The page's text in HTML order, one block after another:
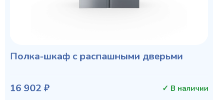
Полка-шкаф с распашными дверьми
16 902 ₽ ✓ В наличии